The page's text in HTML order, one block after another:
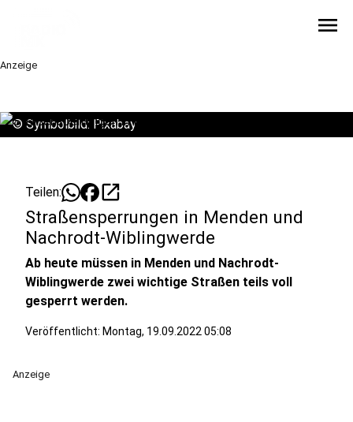
menu
Anzeige
© Symbolbild: Pixabay
Teilen: open_in_new
Straßensperrungen in Menden und
Nachrodt-Wiblingwerde
Ab heute müssen in Menden und Nachrodt-
Wiblingwerde zwei wichtige Straßen teils voll
gesperrt werden.
Veröffentlicht: Montag, 19.09.2022 05:08
Anzeige